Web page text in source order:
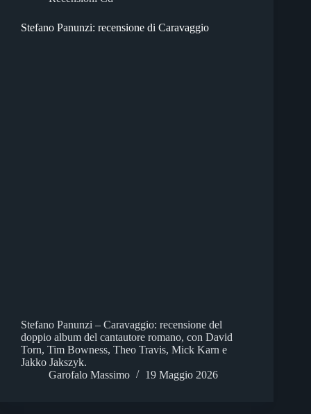
Stefano Panunzi: recensione di Caravaggio
Stefano Panunzi – Caravaggio: recensione del
doppio album del cantautore romano, con David
Torn, Tim Bowness, Theo Travis, Mick Karn e
Jakko Jakszyk.
Garofalo Massimo
19 Maggio 2026